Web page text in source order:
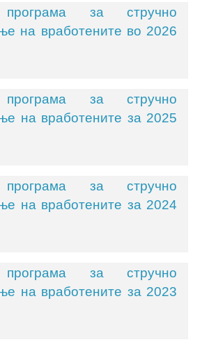
за стручно
на вработените во 2026
за стручно
на вработените за 2025
за стручно
на вработените за 2024
за стручно
на вработените за 2023